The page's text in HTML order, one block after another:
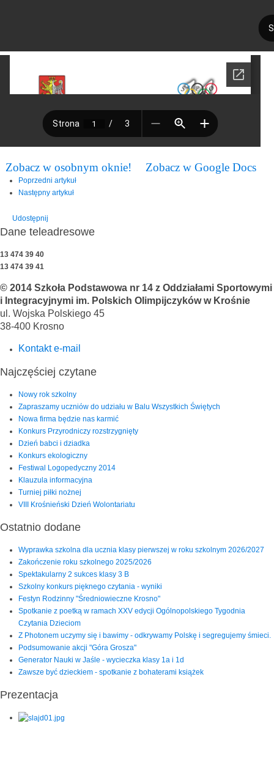
Zobacz w osobnym oknie! Zobacz w Google Docs
Poprzedni artykuł
Następny artykuł
Udostępnij
Dane teleadresowe
13 474 39 40
13 474 39 41
© 2014 Szkoła Podstawowa nr 14 z Oddziałami Sportowymi
i Integracyjnymi im. Polskich Olimpijczyków w Krośnie
ul. Wojska Polskiego 45
38-400 Krosno
Kontakt e-mail
Najczęściej czytane
Nowy rok szkolny
Zapraszamy uczniów do udziału w Balu Wszystkich Świętych
Nowa firma będzie nas karmić
Konkurs Przyrodniczy rozstrzygnięty
Dzień babci i dziadka
Konkurs ekologiczny
Festiwal Logopedyczny 2014
Klauzula informacyjna
Turniej piłki nożnej
VIII Krośnieński Dzień Wolontariatu
Ostatnio dodane
Wyprawka szkolna dla ucznia klasy pierwszej w roku szkolnym 2026/2027
Zakończenie roku szkolnego 2025/2026
Spektakularny 2 sukces klasy 3 B
Szkolny konkurs pięknego czytania - wyniki
Festyn Rodzinny "Średniowieczne Krosno"
Spotkanie z poetką w ramach XXV edycji Ogólnopolskiego Tygodnia
Czytania Dzieciom
Z Photonem uczymy się i bawimy - odkrywamy Polskę i segregujemy śmieci.
Podsumowanie akcji "Góra Grosza"
Generator Nauki w Jaśle - wycieczka klasy 1a i 1d
Zawsze być dzieckiem - spotkanie z bohaterami książek
Prezentacja